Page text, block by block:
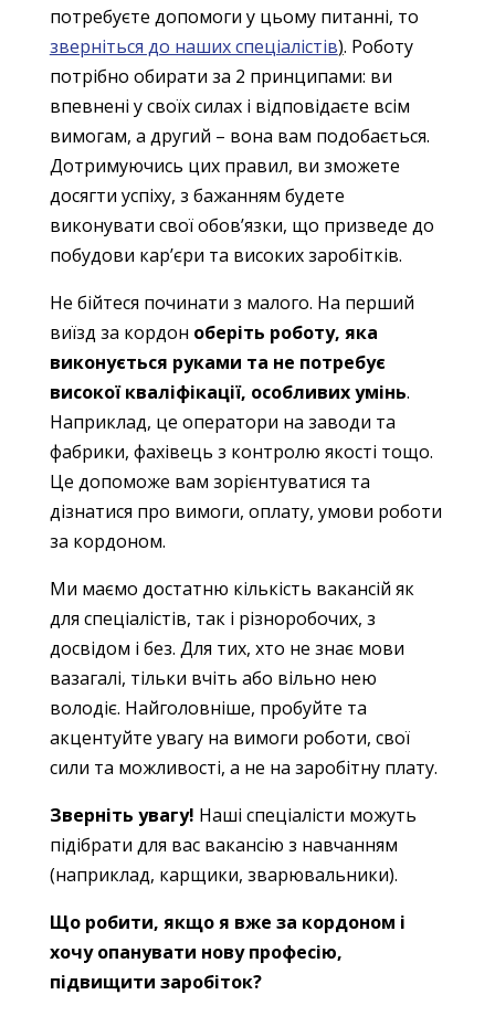
потребуєте допомоги у цьому питанні, то
зверніться до наших спеціалістів). Роботу
потрібно обирати за 2 принципами: ви
впевнені у своїх силах і відповідаєте всім
вимогам, а другий – вона вам подобається.
Дотримуючись цих правил, ви зможете
досягти успіху, з бажанням будете
виконувати свої обов’язки, що призведе до
побудови кар’єри та високих заробітків.
Не бійтеся починати з малого. На перший
виїзд за кордон оберіть роботу, яка
виконується руками та не потребує
високої кваліфікації, особливих умінь.
Наприклад, це оператори на заводи та
фабрики, фахівець з контролю якості тощо.
Це допоможе вам зорієнтуватися та
дізнатися про вимоги, оплату, умови роботи
за кордоном.
Ми маємо достатню кількість вакансій як
для спеціалістів, так і різноробочих, з
досвідом і без. Для тих, хто не знає мови
вазагалі, тільки вчіть або вільно нею
володіє. Найголовніше, пробуйте та
акцентуйте увагу на вимоги роботи, свої
сили та можливості, а не на заробітну плату.
Зверніть увагу! Наші спеціалісти можуть
підібрати для вас вакансію з навчанням
(наприклад, карщики, зварювальники).
Що робити, якщо я вже за кордоном і
хочу опанувати нову професію,
підвищити заробіток?